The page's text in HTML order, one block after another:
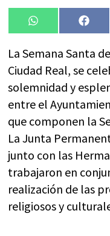
Compartir
en
WhatsApp
en
La Semana Santa
Ciudad Real, se
solemnidad y
entre el
que componen la
La Junta
junto con las
trabajaron en
realización de las
religiosos y